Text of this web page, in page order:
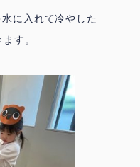
に入れて冷やした
す。